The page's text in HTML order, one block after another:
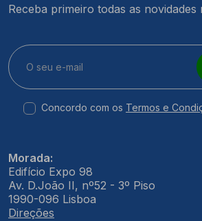
Receba primeiro todas as novidades
Concordo com os Termos e
Morada:
Edifício Expo 98
Av. D.João II, nº52 - 3º Piso
1990-096 Lisboa
Direções